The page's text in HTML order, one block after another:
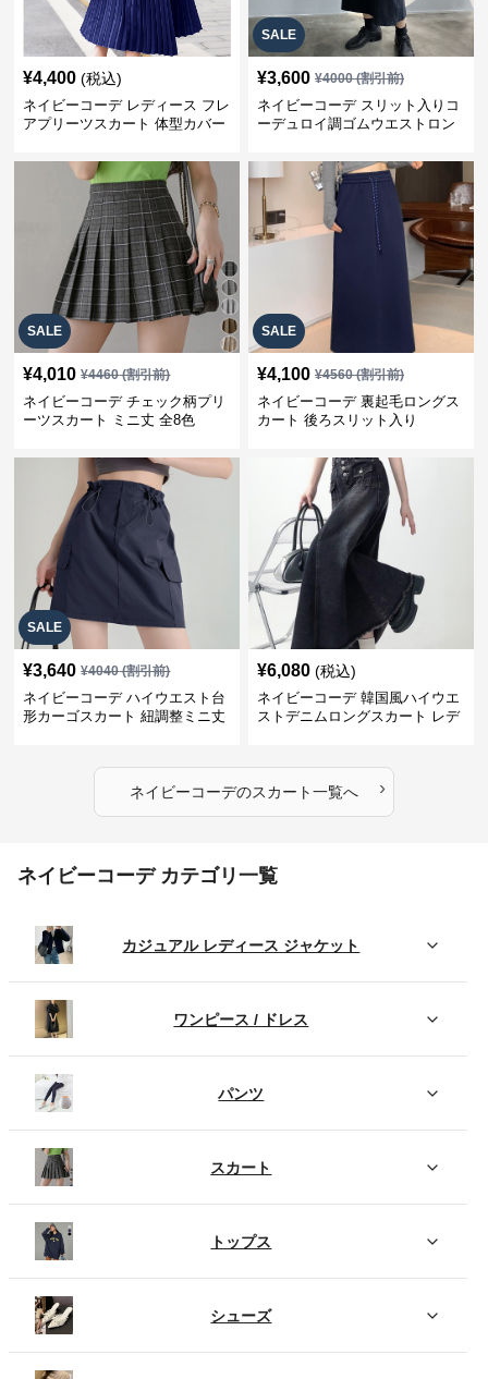
¥4,400 (税込)
ネイビーコーデ レディース フレ
アプリーツスカート 体型カバー
ト
SALE
¥3,600 ¥4000(割引前)
ネイビーコーデ スリット入りコ
ーデュロイ調ゴムウエストロン
SALE
¥4,010 ¥4460(割引前)
ネイビーコーデ チェック柄プリ
ーツスカート ミニ丈 全8色
SALE
¥4,100 ¥4560(割引前)
ネイビーコーデ 裏起毛ロングス
カート 後ろスリット入り
SALE
¥3,640 ¥4040(割引前)
ネイビーコーデ ハイウエスト台
形カーゴスカート 紐調整ミニ丈
¥6,080 (税込)
ネイビーコーデ 韓国風ハイウエ
ストデニムロングスカート レデ
ネイビーコーデのスカート一覧へ ›
ネイビーコーデ カテゴリ一覧
カジュアル レディース ジャケット
ワンピース / ドレス
パンツ
スカート
トップス
シューズ